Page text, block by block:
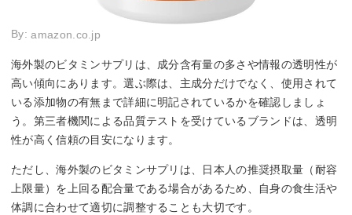
By:amazon.co.jp
海外製のビタミンサプリは、成分含有量の多さや情報の透明性が
高い傾向にあります。選ぶ際は、主成分だけでなく、使用されて
いる添加物の有無まで詳細に明記されているかを確認しましょ
う。第三者機関による品質テストを受けているブランドは、透明
性が高く信頼の目安になります。
ただし、海外製のビタミンサプリは、日本人の推奨摂取量（耐容
上限量）を上回る配合量である場合があるため、自身の食生活や
体調に合わせて適切に調整することも大切です。